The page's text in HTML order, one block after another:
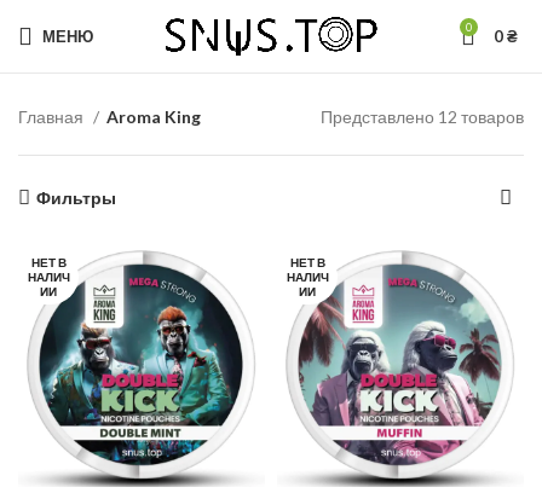
МЕНЮ 0 0₴
Главная Aroma King Представлено 12 товаров
Фильтры
НЕТ В
НАЛИЧ
ИИ
НЕТ В
НАЛИЧ
ИИ